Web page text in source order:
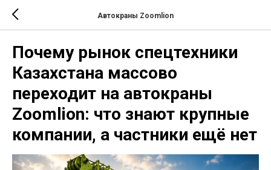
Автокраны Zoomlion
Почему рынок спецтехники
Казахстана массово
переходит на автокраны
Zoomlion: что знают крупные
компании, а частники ещё нет